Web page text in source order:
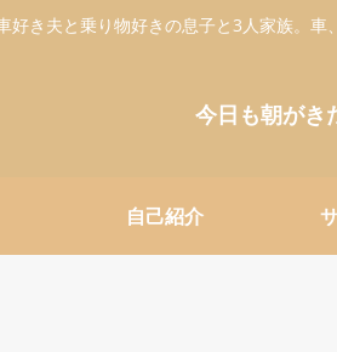
好き夫と乗り物好きの息子と3人家族。車
今日も朝がき
自己紹介